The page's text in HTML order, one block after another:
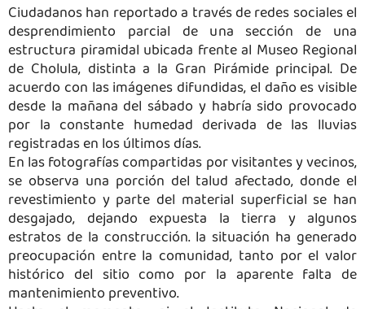
Ciudadanos han reportado a través de redes sociales el
desprendimiento parcial de una sección de una
estructura piramidal ubicada frente al Museo Regional
de Cholula, distinta a la Gran Pirámide principal. De
acuerdo con las imágenes difundidas, el daño es visible
desde la mañana del sábado y habría sido provocado
por la constante humedad derivada de las lluvias
registradas en los últimos días.
En las fotografías compartidas por visitantes y vecinos,
se observa una porción del talud afectado, donde el
revestimiento y parte del material superficial se han
desgajado, dejando expuesta la tierra y algunos
estratos de la construcción. la situación ha generado
preocupación entre la comunidad, tanto por el valor
histórico del sitio como por la aparente falta de
mantenimiento preventivo.